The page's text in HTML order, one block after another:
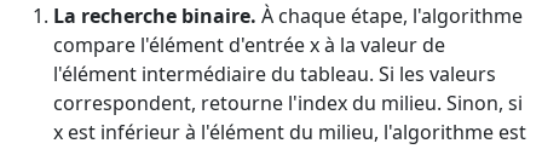
La recherche binaire. À chaque étape, l'algorithme
compare l'élément d'entrée x à la valeur de
l'élément intermédiaire du tableau. Si les valeurs
correspondent, retourne l'index du milieu. Sinon, si
x est inférieur à l'élément du milieu, l'algorithme est